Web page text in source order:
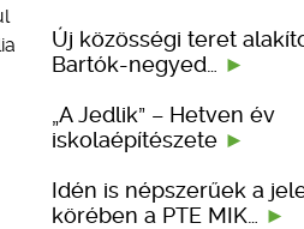
Új közösségi teret
Bartók-negyed…
„A Jedlik” – Hetven év
iskolaépítészete
Idén is népszerűek a
körében a PTE MIK…